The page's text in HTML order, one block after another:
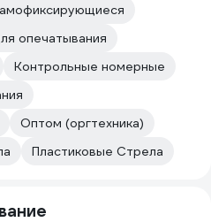
опечатывания
Контрольные номерные
Оптом (оргтехника)
Пластиковые Стрела